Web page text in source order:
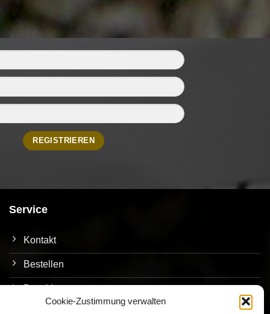
Cookie-Zustimmung verwalten
Service
Kontakt
Bestellen
Bezahlen